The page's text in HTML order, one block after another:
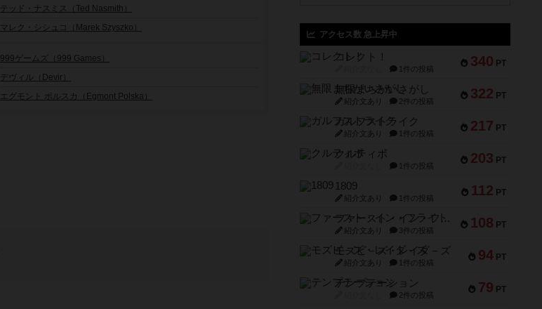
テッド・ナスミス（Ted Nasmith）
マレク・シシュコ（Marek Szyszko）
999ゲームズ（999 Games）
デヴィル（Devir）
エグモント ポルスカ（Egmont Polska）
アクセス数 急上昇中
340 PT
コレクト！
1件の投稿
322 PT
無限まちがいさがし
紹介文あり 2件の投稿
217 PT
ガルフストライク
紹介文あり 1件の投稿
203 PT
クルティボ
1件の投稿
112 PT
1809
紹介文あり 1件の投稿
108 PT
ファースト・イン・フライト
紹介文あり 3件の投稿
94 PT
モズビ－ズ・レイダ－ズ
紹介文あり 1件の投稿
79 PT
テンプテーション
2件の投稿